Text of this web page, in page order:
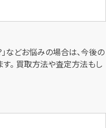
」などお悩みの場合は、今後の
。 買取方法や査定方法もし